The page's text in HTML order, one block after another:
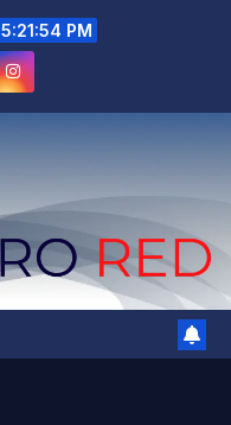
5:21:56 PM